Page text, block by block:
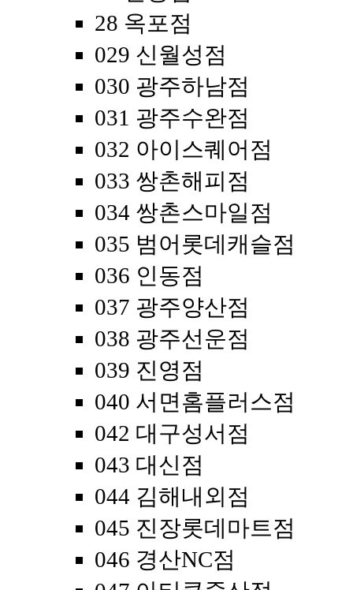
28 옥포점
029 신월성점
030 광주하남점
031 광주수완점
032 아이스퀘어점
033 쌍촌해피점
034 쌍촌스마일점
035 범어롯데캐슬점
036 인동점
037 광주양산점
038 광주선운점
039 진영점
040 서면홈플러스점
042 대구성서점
043 대신점
044 김해내외점
045 진장롯데마트점
046 경산NC점